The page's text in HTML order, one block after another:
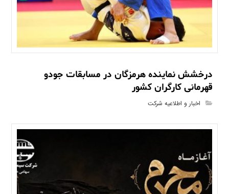
درخشش نماینده هرمزگان در مسابقات جودو
قهرمانی کارگران کشور
اخبار و اطلاعیه شرکت